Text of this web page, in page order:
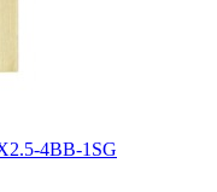
4BB-1SG